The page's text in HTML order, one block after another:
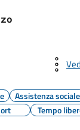
Assistenza sociale
Tempo